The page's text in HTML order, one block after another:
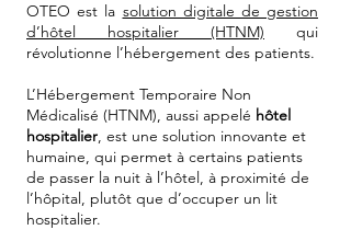
OTEO est la solution digitale de gestion
d’hôtel hospitalier (HTNM) qui
révolutionne l’hébergement des patients.
​L’Hébergement Temporaire Non
Médicalisé (HTNM), aussi appelé hôtel
hospitalier, est une solution innovante et
humaine, qui permet à certains patients
de passer la nuit à l’hôtel, à proximité de
l’hôpital, plutôt que d’occuper un lit
hospitalier.